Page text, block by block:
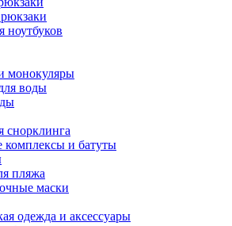
ноутбуков
монокуляры
воды
снорклинга
комплексы и батуты
пляжа
маски
одежда и аксессуары